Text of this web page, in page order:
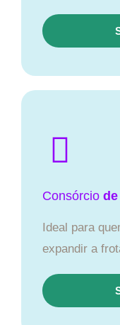
Consórcio
Ideal para
expandir a